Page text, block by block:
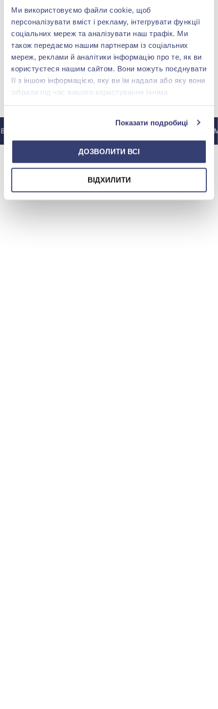
Ми використовуємо файли cookie, щоб
персоналізувати вміст і рекламу, інтегрувати функції
соціальних мереж та аналізувати наш трафік. Ми
також передаємо нашим партнерам із соціальних
мереж, реклами й аналітики інформацію про те, як ви
користуєтеся нашим сайтом. Вони можуть поєднувати
її з іншою інформацією, яку ви їм надали або яку вони
зібрали під час вашого користування їхніми
Показати подробиці
ДОЗВОЛИТИ ВСІ
ВІДХИЛИТИ
бриллиантом 0,161ct, арт.
321231к
50 484,00 грн
25 242,00 грн
(арт. 321231к)
Купить
1-3200002к
38 352,00 грн
19 176,00 грн
(арт. 1-3200002к)
Купить
МЫ В INSTAGRAM
@ZOLOTAKOROLEVA В ИНСТАГРАМ